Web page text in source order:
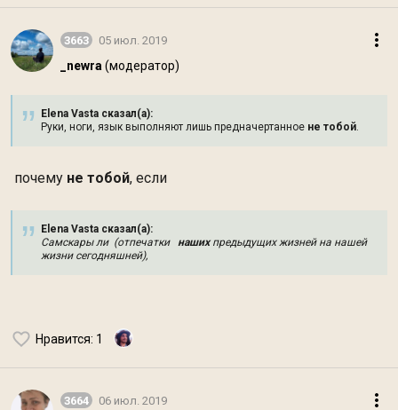
3663 05 июл. 2019
_newra (модератор)
Elena Vasta сказал(а):
Руки, ноги, язык выполняют лишь предначертанное не тобой.
почему не тобой, если
Elena Vasta сказал(а):
Самскары ли (отпечатки нашихпредыдущих жизней на нашей
жизни сегодняшней),
Нравится: 1
3664 06 июл. 2019